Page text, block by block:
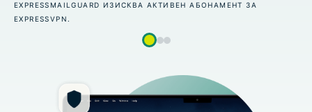
АКТИВЕН АБОНАМЕНТ ЗА
EXPRESSMAILGUARD